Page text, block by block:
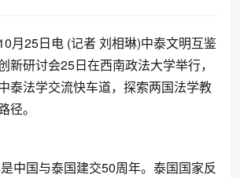
月25日电 (记者 刘相琳)中泰文明互鉴
新研讨会25日在西南政法大学举行，
泰法学交流快车道，探索两国法学教
径。
国与泰国建交50周年。泰国国家反